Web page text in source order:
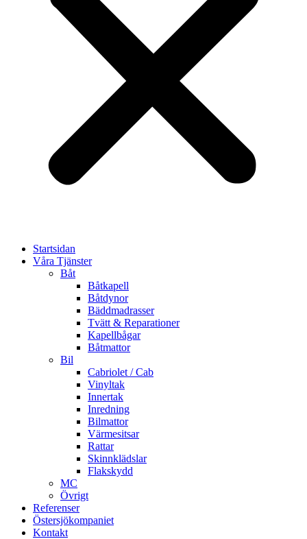
Startsidan
Våra Tjänster
Båt
Båtkapell
Båtdynor
Bäddmadrasser
Tvätt & Reparationer
Kapellbågar
Båtmattor
Bil
Cabriolet / Cab
Vinyltak
Innertak
Inredning
Bilmattor
Värmesitsar
Rattar
Skinnklädslar
Flakskydd
MC
Övrigt
Referenser
Östersjökompaniet
Kontakt